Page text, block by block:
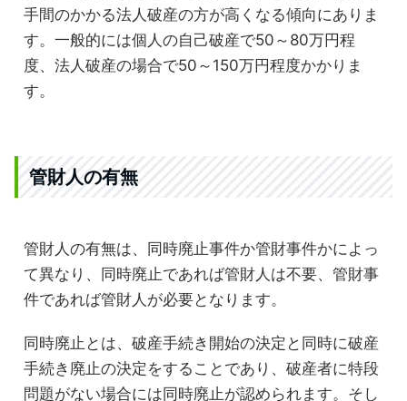
手間のかかる法人破産の方が高くなる傾向にありま
す。一般的には個人の自己破産で50～80万円程
度、法人破産の場合で50～150万円程度かかりま
す。
管財人の有無
管財人の有無は、同時廃止事件か管財事件かによっ
て異なり、同時廃止であれば管財人は不要、管財事
件であれば管財人が必要となります。
同時廃止とは、破産手続き開始の決定と同時に破産
手続き廃止の決定をすることであり、破産者に特段
問題がない場合には同時廃止が認められます。そし